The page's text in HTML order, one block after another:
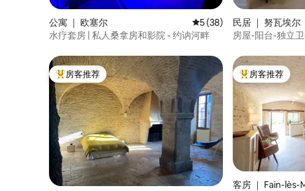
公寓 ｜ 欧塞尔 平均评分 5 分（满分 5 分）
5 (38)
水疗套房 | 私人桑拿房和影院 - 约讷河畔
民居 ｜ 努瓦埃尔
房屋-阳台-独立
热门「房客推荐」
房客推荐 热门「房客推荐」
房客推荐
客房 ｜ Fain-lès-